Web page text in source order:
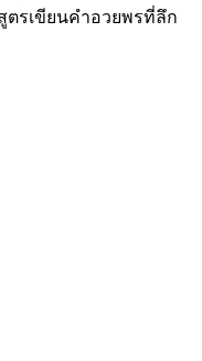
ตรเขียนคำอวยพรที่ลึก